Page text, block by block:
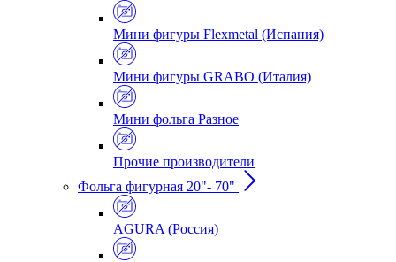
Мини фигуры Flexmetal (Испания)
Мини фигуры GRABO (Италия)
Мини фольга Разное
Прочие производители
Фольга фигурная 20"- 70"
AGURA (Россия)